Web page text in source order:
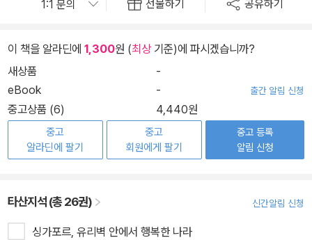
선물하기 공유하기
이 책을 알라딘에 1,300원 (최상기준)에 파시겠습니까?
새상품
-
eBook
- 출간 알림 신청
중고상품 (6) 4,440원
중고
알라딘에 팔기
중고
회원에게 팔기
중고 등록
알림 신청
타산지석 (총 26권) 신간알림 신청
싱가포르, 유리벽 안에서 행복한 나라